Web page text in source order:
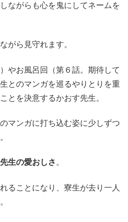
ながらも心を鬼にしてネームを
がら見守れます。
やお風呂回（第６話。期待して
とのマンガを巡るやりとりを重
とを決意するかおす先生。
マンガに打ち込む姿に少しずつ
生の愛おしさ 。
ることになり、寮生が去り一人